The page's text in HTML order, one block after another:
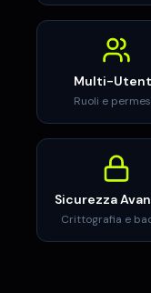
Multi-
Ruoli e
Sicurezza
Crittografia e